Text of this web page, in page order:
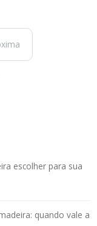
escolher para sua
quando vale a